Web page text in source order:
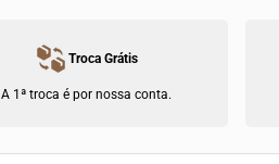
Troca Grátis
A 1ª troca é por nossa conta.